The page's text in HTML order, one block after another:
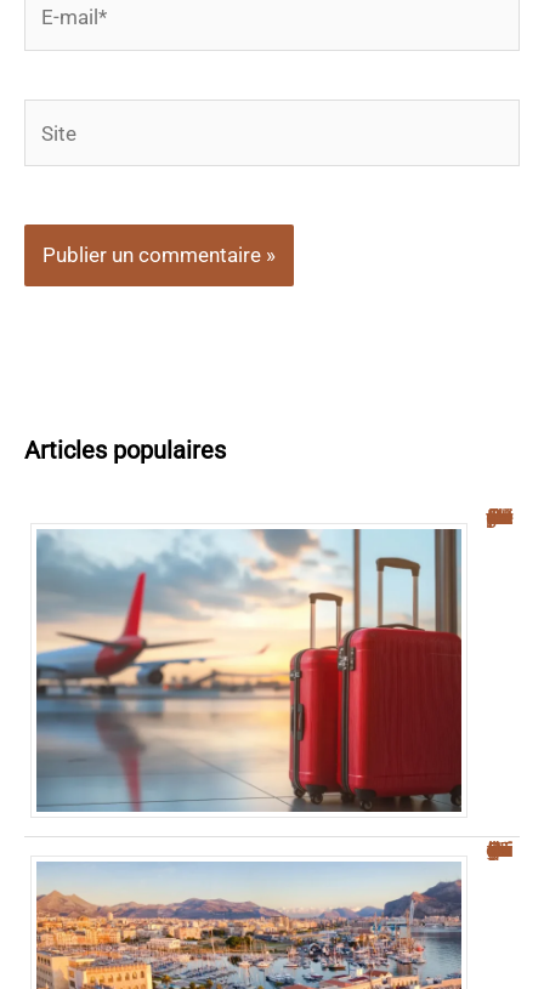
Articles populaires
Navette aéroport Palerme : guide complet pour un transfert facile vers le centre-ville
Où se garer à Palerme : guide pratique pour éviter la ZTL